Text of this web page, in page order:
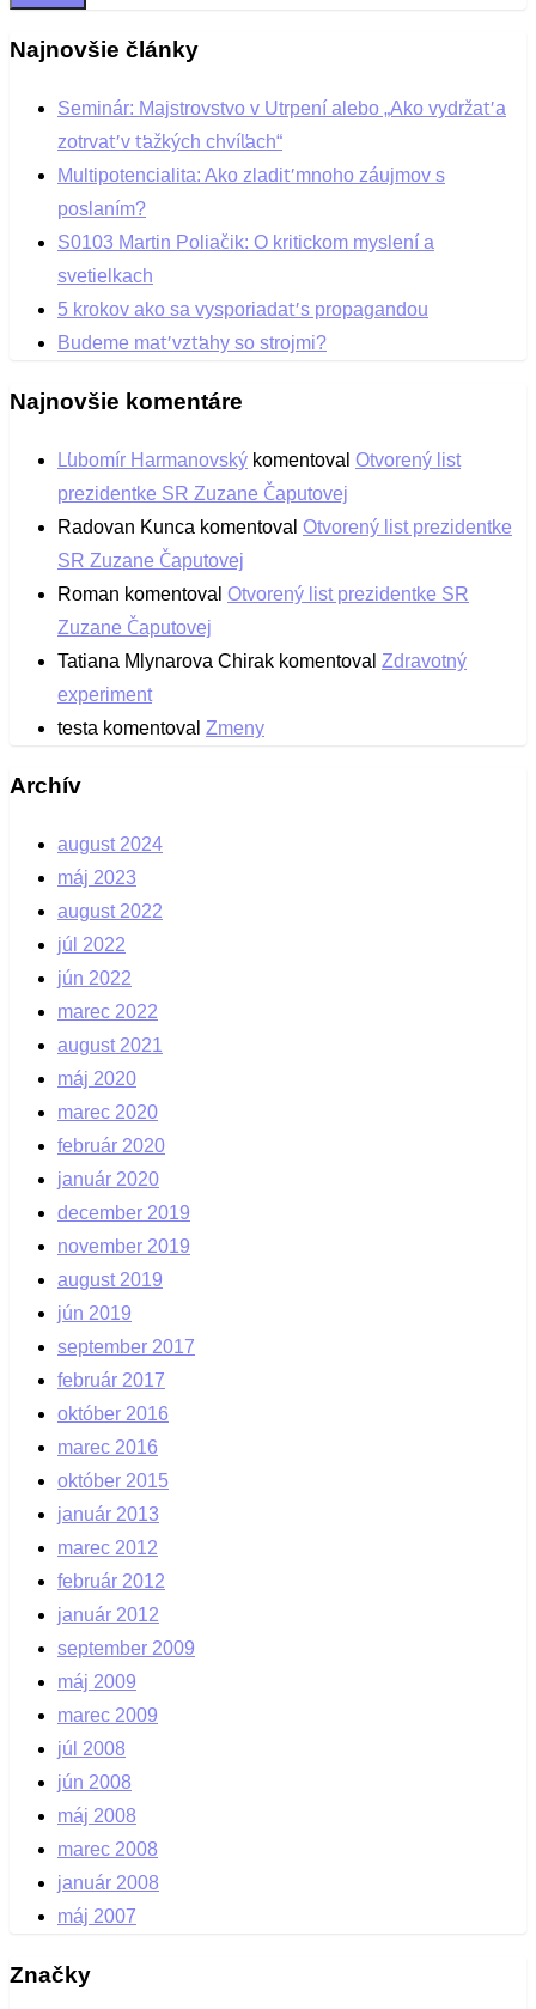
Najnovšie články
Seminár: Majstrovstvo v Utrpení alebo „Ako vydržať a
zotrvať v ťažkých chvíľach“
Multipotencialita: Ako zladiť mnoho záujmov s
poslaním?
S0103 Martin Poliačik: O kritickom myslení a
svetielkach
5 krokov ako sa vysporiadať s propagandou
Budeme mať vzťahy so strojmi?
Najnovšie komentáre
Ľubomír Harmanovský komentoval Otvorený list
prezidentke SR Zuzane Čaputovej
Radovan Kunca komentoval Otvorený list prezidentke
SR Zuzane Čaputovej
Roman komentoval Otvorený list prezidentke SR
Zuzane Čaputovej
Tatiana Mlynarova Chirak komentoval Zdravotný
experiment
testa komentoval Zmeny
Archív
august 2024
máj 2023
august 2022
júl 2022
jún 2022
marec 2022
august 2021
máj 2020
marec 2020
február 2020
január 2020
december 2019
november 2019
august 2019
jún 2019
september 2017
február 2017
október 2016
marec 2016
október 2015
január 2013
marec 2012
február 2012
január 2012
september 2009
máj 2009
marec 2009
júl 2008
jún 2008
máj 2008
marec 2008
január 2008
máj 2007
Značky